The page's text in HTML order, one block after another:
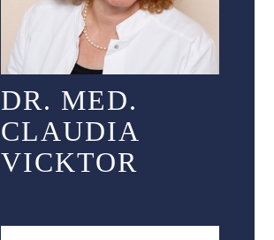
DR. MED.
CLAUDIA
VICKTOR